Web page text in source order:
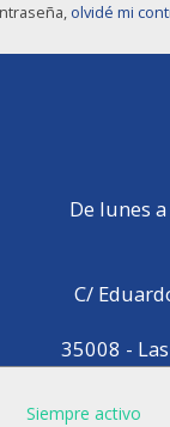
olvidé mi
De lunes
C/
35008 -
Siempre activo